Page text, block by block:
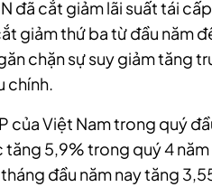
đã cắt giảm lãi suất tái
giảm thứ ba từ đầu năm
chặn sự suy giảm tăng
chính.
của Việt Nam trong quý
5,9% trong quý 4 năm
đầu năm nay tăng